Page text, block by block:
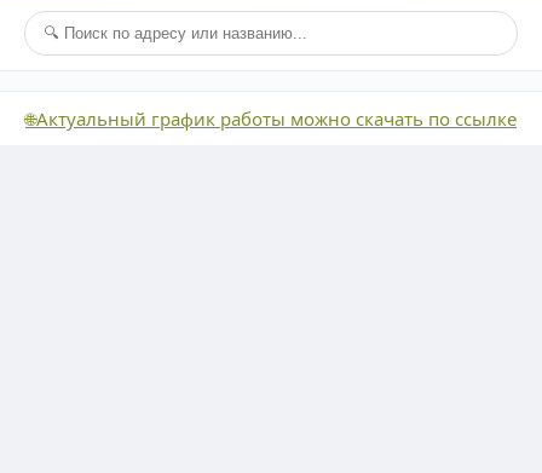
🌐Актуальный график работы можно скачать по ссылке